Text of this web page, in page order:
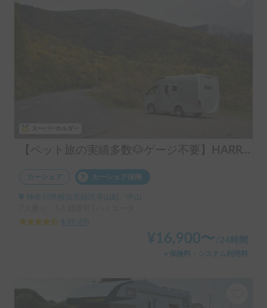
【ペット旅の実績多数🐶ゲージ不要】HARRY’s キャンピングカー 🐾 ｜ポタ電・バーベキューセット無料貸し出し🚐
カーシェア カーシェア保険
神奈川県横浜市緑区寺山町, ' 中山
4.99
69
¥ 16,900〜/24時間
＋保険料・システム利用料